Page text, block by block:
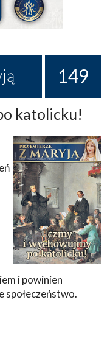
149
katolicku!
i powinien
społeczeństwo.